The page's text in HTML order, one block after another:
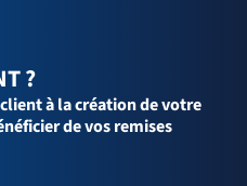
?
à la création de votre
de vos remises